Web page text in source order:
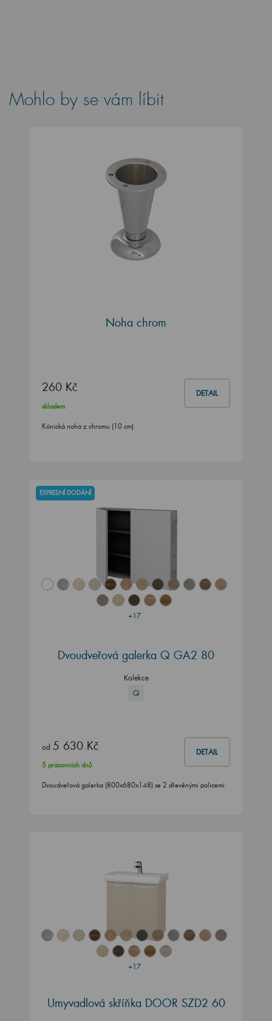
Mohlo by se vám líbit
Noha chrom
260 Kč DETAIL
skladem
Kónická noha z chromu (10 cm)
+17
EXPRESNÍ DODÁNÍ
Dvoudveřová galerka Q GA2 80
Kolekce
Q
od 5 630 Kč DETAIL
5 pracovních dnů
Dvoudveřová galerka (800x680x148) se 2 dřevěnými policemi
+17
Umyvadlová skříňka DOOR SZD2 60